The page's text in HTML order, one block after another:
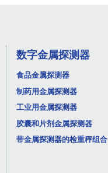
数字金属探测器
食品金属探测器
制药用金属探测器
工业用金属探测器
胶囊和片剂金属探测器
带金属探测器的检重秤组合